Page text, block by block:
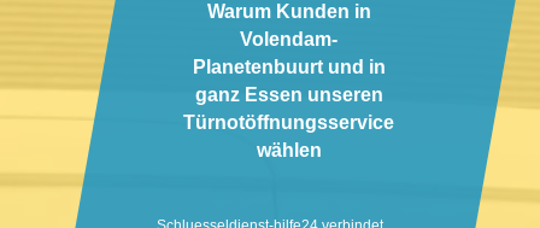
Warum Kunden in
Volendam-
Planetenbuurt und in
ganz Essen unseren
Türnotöffnungsservice
wählen